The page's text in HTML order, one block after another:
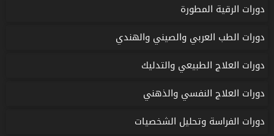
دورات الرقية المطورة
دورات الطب العربي والصيني والهندي
دورات العلاج الطبيعي والتدليك
دورات العلاج النفسي والذهني
دورات الفراسة وتحليل الشخصيات